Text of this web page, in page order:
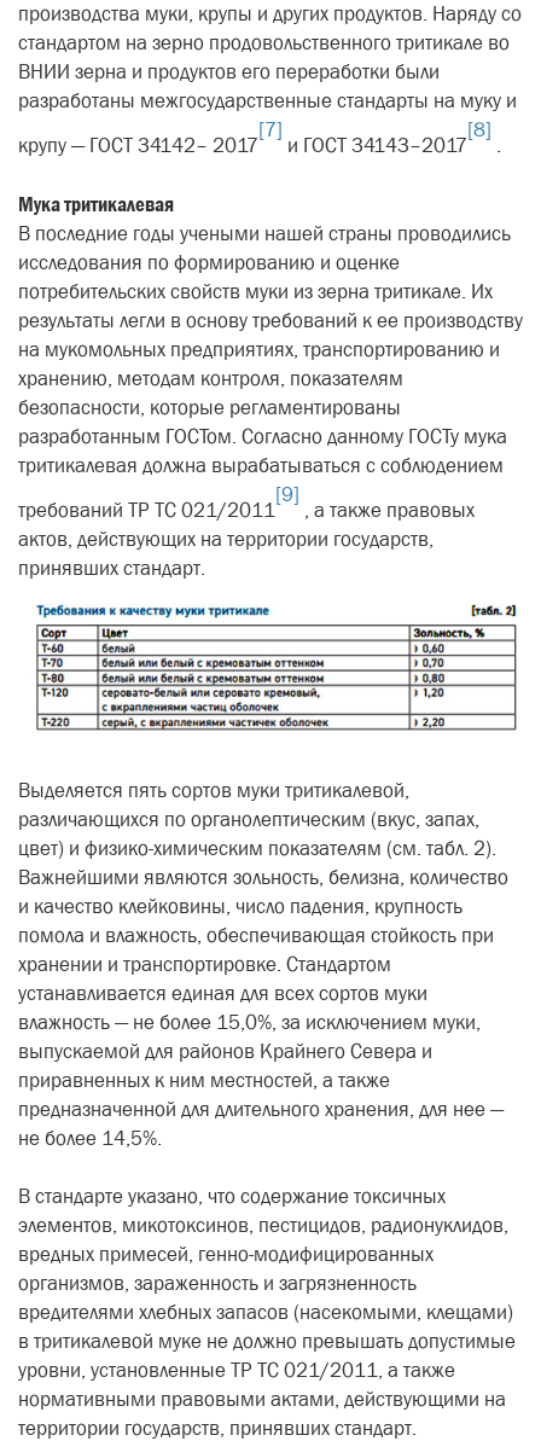
производства муки, крупы и других продуктов. Наряду со
стандартом на зерно продовольственного тритикале во
ВНИИ зерна и продуктов его переработки были
разработаны межгосударственные стандарты на муку и
крупу — ГОСТ 34142– 2017
[7]
и ГОСТ 34143–2017
[8]
.
Мука тритикалевая
В последние годы учеными нашей страны проводились
исследования по формированию и оценке
потребительских свойств муки из зерна тритикале. Их
результаты легли в основу требований к ее производству
на мукомольных предприятиях, транспортированию и
хранению, методам контроля, показателям
безопасности, которые регламентированы
разработанным ГОСТом. Согласно данному ГОСТу мука
тритикалевая должна вырабатываться с соблюдением
требований ТР ТС 021/2011
[9]
, а также правовых
актов, действующих на территории государств,
принявших стандарт.
Выделяется пять сортов муки тритикалевой,
различающихся по органолептическим (вкус, запах,
цвет) и физико-химическим показателям (см. табл. 2).
Важнейшими являются зольность, белизна, количество
и качество клейковины, число падения, крупность
помола и влажность, обеспечивающая стойкость при
хранении и транспортировке. Стандартом
устанавливается единая для всех сортов муки
влажность — не более 15,0%, за исключением муки,
выпускаемой для районов Крайнего Севера и
приравненных к ним местностей, а также
предназначенной для длительного хранения, для нее —
не более 14,5%.
В стандарте указано, что содержание токсичных
элементов, микотоксинов, пестицидов, радионуклидов,
вредных примесей, генно-модифицированных
организмов, зараженность и загрязненность
вредителями хлебных запасов (насекомыми, клещами)
в тритикалевой муке не должно превышать допустимые
уровни, установленные ТР ТС 021/2011, а также
нормативными правовыми актами, действующими на
территории государств, принявших стандарт.